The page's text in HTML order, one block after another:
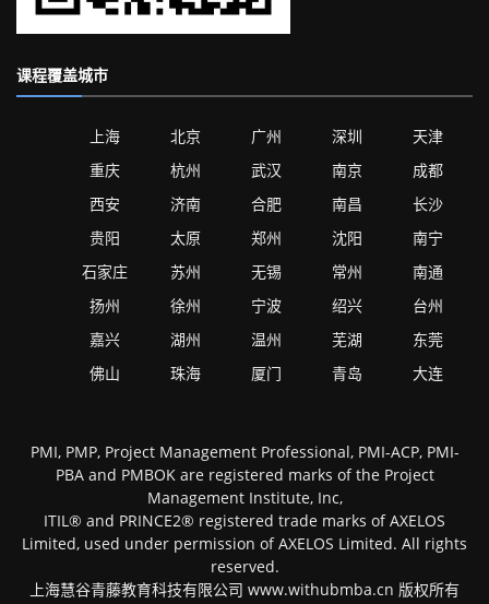
课程覆盖城市
上海 北京 广州 深圳
天津
重庆
杭州 武汉 南京
成都
西安
济南 合肥 南昌
长沙
贵阳
太原 郑州 沈阳
南宁
石家庄
苏州 无锡 常州
南通
扬州
徐州 宁波 绍兴
台州
嘉兴
湖州 温州 芜湖
东莞
佛山
珠海 厦门 青岛 大连
PMI, PMP, Project Management Professional, PMI-ACP, PMI-
PBA and PMBOK are registered marks of the Project
Management Institute, Inc,
ITIL® and PRINCE2® registered trade marks of AXELOS
Limited, used under permission of AXELOS Limited. All rights
reserved.
上海慧谷青藤教育科技有限公司 www.withubmba.cn 版权所有